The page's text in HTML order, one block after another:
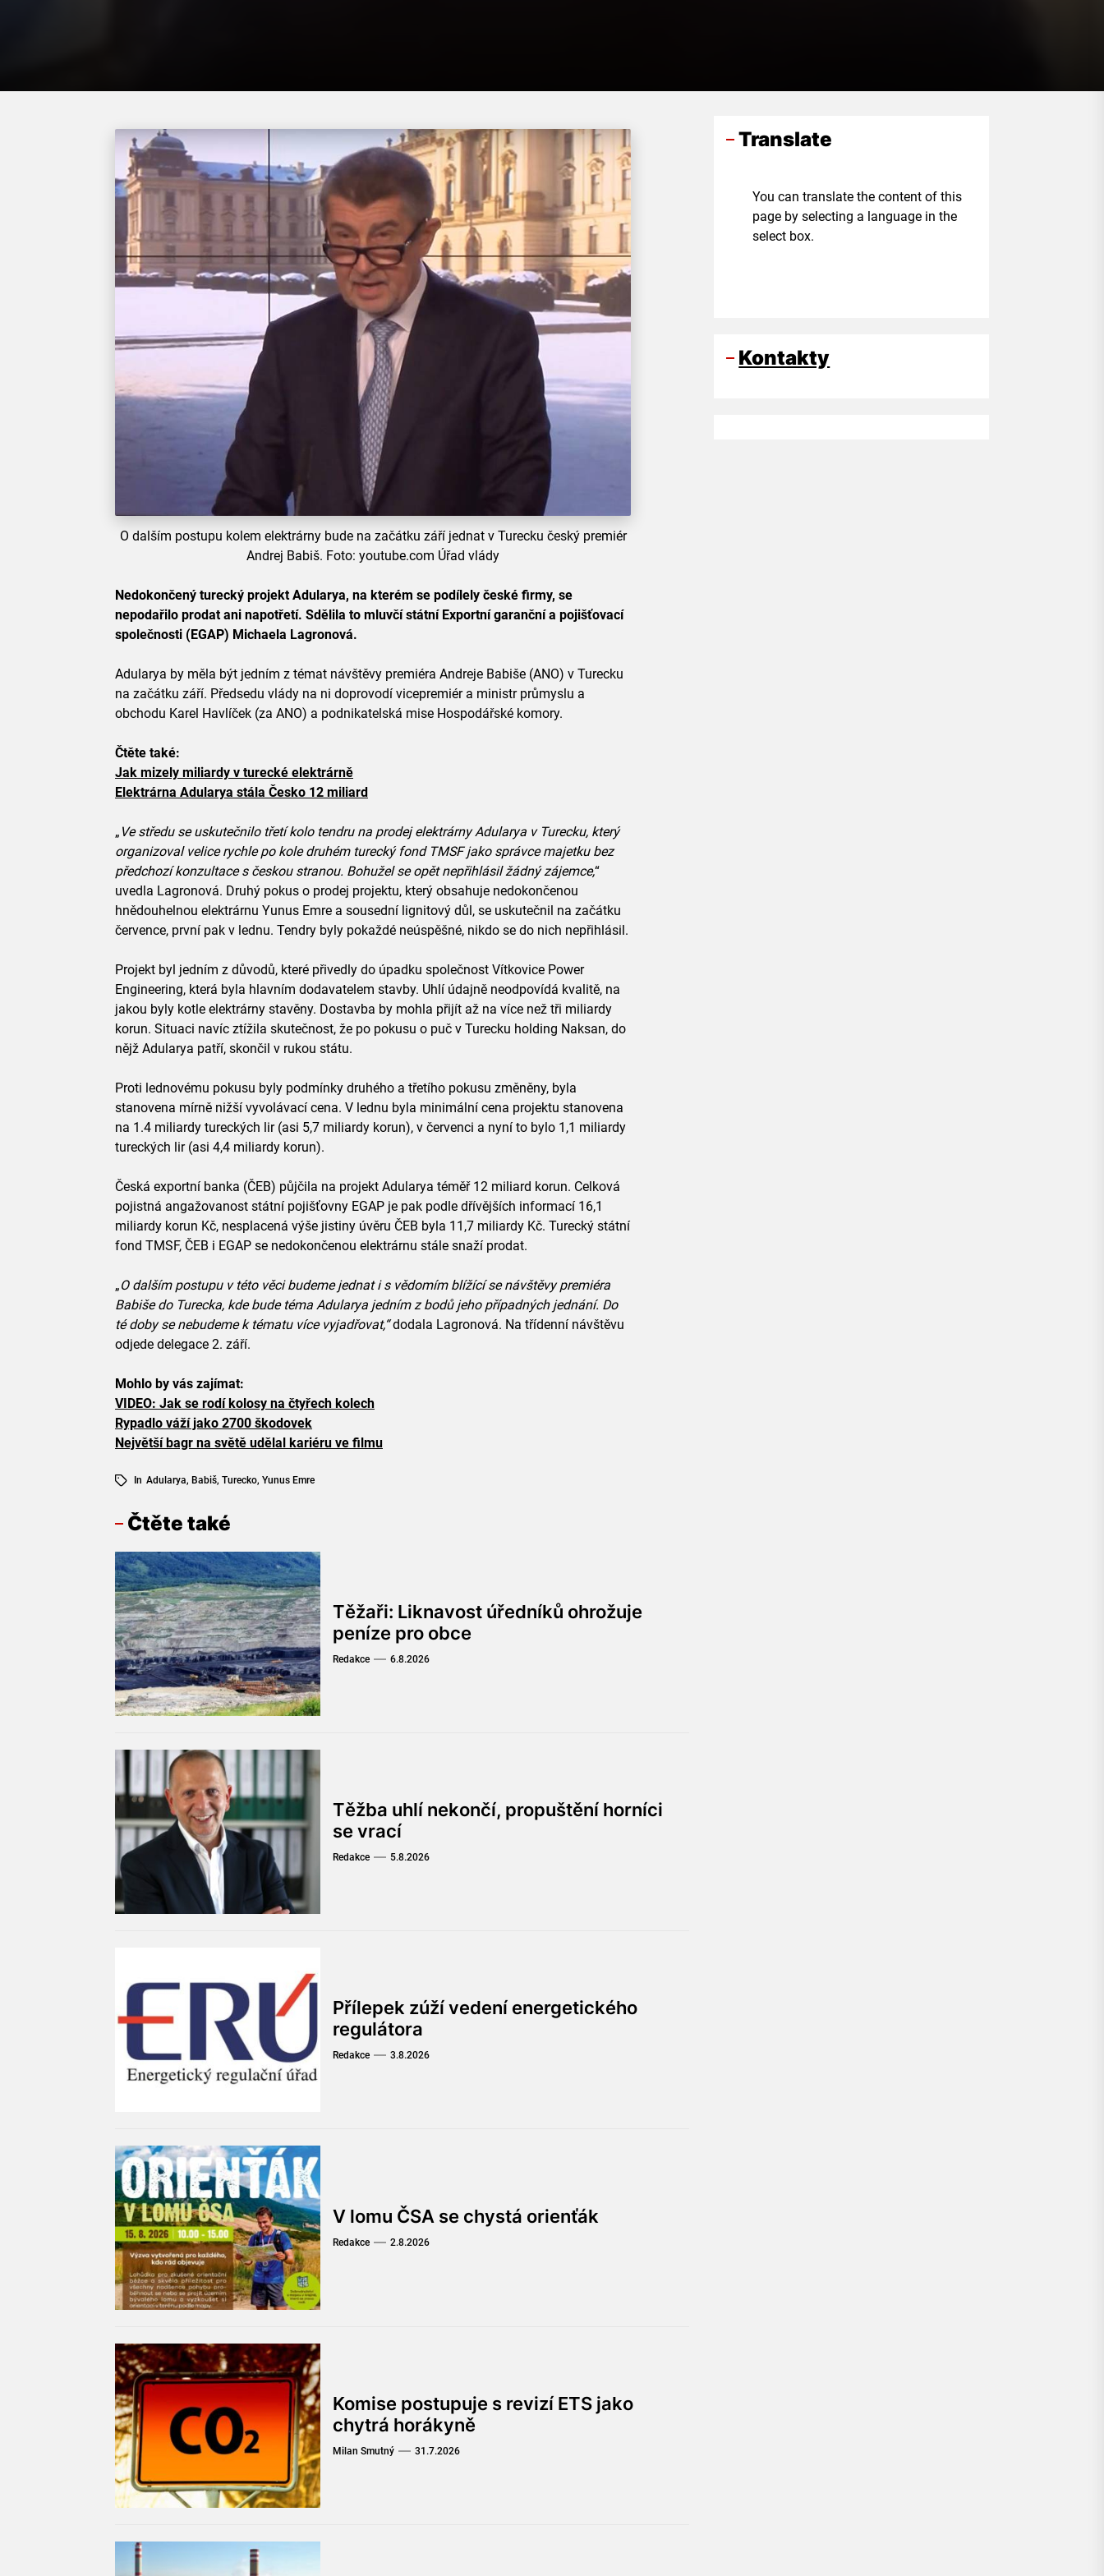
O dalším postupu kolem elektrárny bude na začátku září jednat v Turecku český premiér
Andrej Babiš. Foto: youtube.com Úřad vlády
Nedokončený turecký projekt Adularya, na kterém se podílely české firmy, se
nepodařilo prodat ani napotřetí. Sdělila to mluvčí státní Exportní garanční a pojišťovací
společnosti (EGAP) Michaela Lagronová.
Adularya by měla být jedním z témat návštěvy premiéra Andreje Babiše (ANO) v Turecku
na začátku září. Předsedu vlády na ni doprovodí vicepremiér a ministr průmyslu a
obchodu Karel Havlíček (za ANO) a podnikatelská mise Hospodářské komory.
Čtěte také:
Jak mizely miliardy v turecké elektrárně
Elektrárna Adularya stála Česko 12 miliard
„ Ve středu se uskutečnilo třetí kolo tendru na prodej elektrárny Adularya v Turecku, který
organizoval velice rychle po kole druhém turecký fond TMSF jako správce majetku bez
předchozí konzultace s českou stranou. Bohužel se opět nepřihlásil žádný zájemce,“
uvedla Lagronová. Druhý pokus o prodej projektu, který obsahuje nedokončenou
hnědouhelnou elektrárnu Yunus Emre a sousední lignitový důl, se uskutečnil na začátku
července, první pak v lednu. Tendry byly pokaždé neúspěšné, nikdo se do nich nepřihlásil.
Projekt byl jedním z důvodů, které přivedly do úpadku společnost Vítkovice Power
Engineering, která byla hlavním dodavatelem stavby. Uhlí údajně neodpovídá kvalitě, na
jakou byly kotle elektrárny stavěny. Dostavba by mohla přijít až na více než tři miliardy
korun. Situaci navíc ztížila skutečnost, že po pokusu o puč v Turecku holding Naksan, do
nějž Adularya patří, skončil v rukou státu.
Proti lednovému pokusu byly podmínky druhého a třetího pokusu změněny, byla
stanovena mírně nižší vyvolávací cena. V lednu byla minimální cena projektu stanovena
na 1.4 miliardy tureckých lir (asi 5,7 miliardy korun), v červenci a nyní to bylo 1,1 miliardy
tureckých lir (asi 4,4 miliardy korun).
Česká exportní banka (ČEB) půjčila na projekt Adularya téměř 12 miliard korun. Celková
pojistná angažovanost státní pojišťovny EGAP je pak podle dřívějších informací 16,1
miliardy korun Kč, nesplacená výše jistiny úvěru ČEB byla 11,7 miliardy Kč. Turecký státní
fond TMSF, ČEB i EGAP se nedokončenou elektrárnu stále snaží prodat.
„O dalším postupu v této věci budeme jednat i s vědomím blížící se návštěvy premiéra
Babiše do Turecka, kde bude téma Adularya jedním z bodů jeho případných jednání. Do
té doby se nebudeme k tématu více vyjadřovat,“dodala Lagronová. Na třídenní návštěvu
odjede delegace 2. září.
Mohlo by vás zajímat:
VIDEO: Jak se rodí kolosy na čtyřech kolech
Rypadlo váží jako 2700 škodovek
Největší bagr na světě udělal kariéru ve filmu
In Adularya, Babiš, Turecko, Yunus Emre
Čtěte také
Těžaři: Liknavost úředníků ohrožuje
peníze pro obce
Redakce 6.8.2026
Těžba uhlí nekončí, propuštění horníci
se vrací
Redakce 5.8.2026
Přílepek zúží vedení energetického
regulátora
Redakce 3.8.2026
V lomu ČSA se chystá orienťák
Redakce 2.8.2026
Komise postupuje s revizí ETS jako
chytrá horákyně
Milan Smutný 31.7.2026
Translate
You can translate the content of this
page by selecting a language in the
select box.
Kontakty